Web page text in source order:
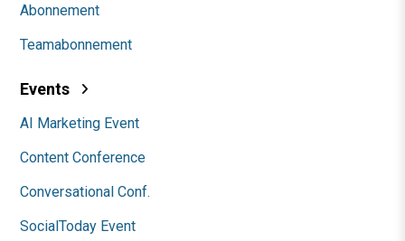
Abonnement
Teamabonnement
Events
AI Marketing Event
Content Conference
Conversational Conf.
SocialToday Event